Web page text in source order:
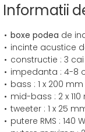
Informatii
boxe podea de
incinte acustice
constructie : 3
impedanta : 4-8
bass : 1 x 200 mm
mid-bass : 2 x
tweeter : 1 x 25
putere RMS : 140 W